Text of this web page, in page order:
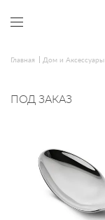
Главная Дом и Аксессуары
ПОД ЗАКАЗ